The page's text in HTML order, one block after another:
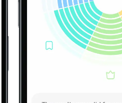
з неуважності, коли